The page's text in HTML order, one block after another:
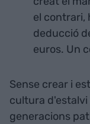
el contrari,
deducció
euros. Un
Sense crear i
cultura
generacions